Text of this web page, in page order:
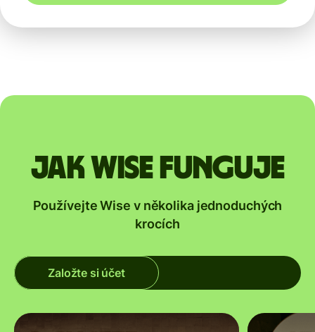
Jak Wise funguje
Používejte Wise v několika jednoduchých
krocích
Založte si účet